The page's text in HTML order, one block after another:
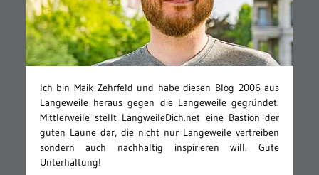
Ich bin Maik Zehrfeld und habe diesen Blog 2006 aus
Langeweile heraus gegen die Langeweile gegründet.
Mittlerweile stellt LangweileDich.net eine Bastion der
guten Laune dar, die nicht nur Langeweile vertreiben
sondern auch nachhaltig inspirieren will. Gute
Unterhaltung!